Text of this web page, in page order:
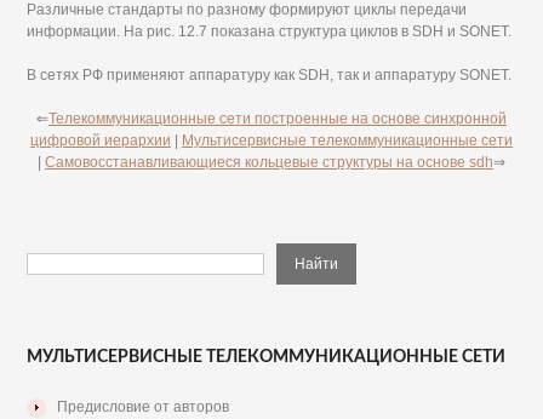
Различные стандарты по разному формируют циклы передачи
информации. На рис. 12.7 показана структура циклов в SDH и SONET.
В сетях РФ применяют аппаратуру как SDH, так и аппаратуру SONET.
⇐Телекоммуникационные сети построенные на основе синхронной
цифровой иерархии
Мультисервисные телекоммуникационные сети
Самовосстанавливающиеся кольцевые структуры на основе sdh⇒
МУЛЬТИСЕРВИСНЫЕ ТЕЛЕКОММУНИКАЦИОННЫЕ СЕТИ
Предисловие от авторов